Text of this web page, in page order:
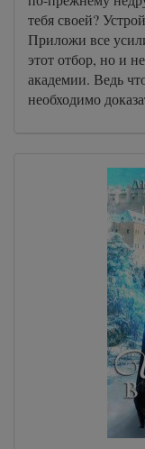
тебя своей?
Приложи все
этот отбор, но и
академии. Ведь
необходимо